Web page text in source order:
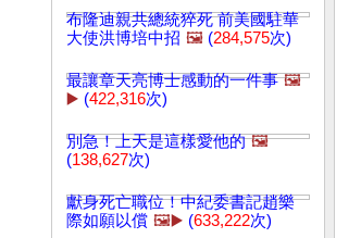
布隆迪親共總統猝死 前美國駐華
大使洪博培中招 🖼️ (284,575次)
最讓章天亮博士感動的一件事 🖼️
▶️ (422,316次)
別急！上天是這樣愛他的 🖼️
(138,627次)
獻身死亡職位！中紀委書記趙樂
際如願以償 🖼️▶️ (633,222次)